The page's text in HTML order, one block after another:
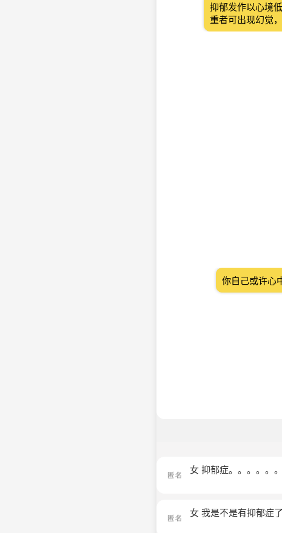
抑郁发作以心境
重者可出现幻觉
你自己或许心
女 抑郁症。。。。。
女 我是不是有抑郁症